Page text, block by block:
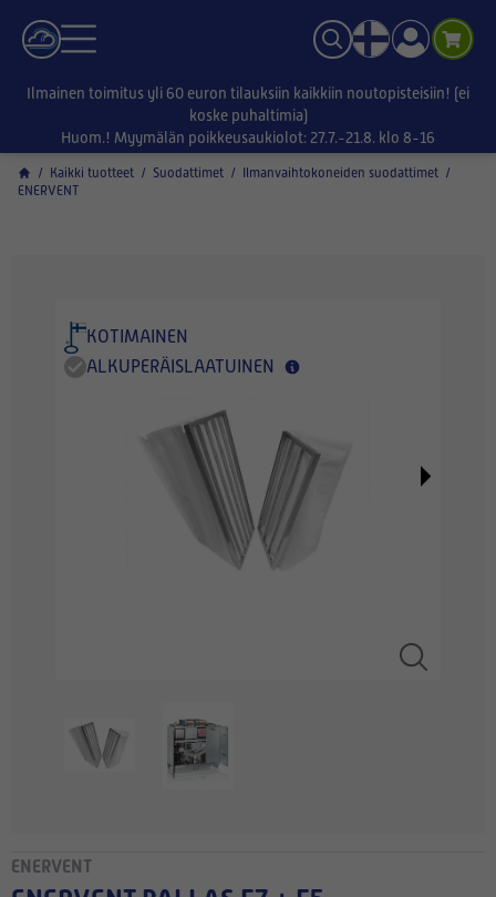
Ilmainen toimitus yli 60 euron tilauksiin kaikkiin noutopisteisiin! (ei
koske puhaltimia)
Huom.! Myymälän poikkeusaukiolot: 27.7.-21.8. klo 8-16
/ Kaikki tuotteet / Suodattimet / Ilmanvaihtokoneiden suodattimet /
ENERVENT
KOTIMAINEN
ALKUPERÄISLAATUINEN
ENERVENT